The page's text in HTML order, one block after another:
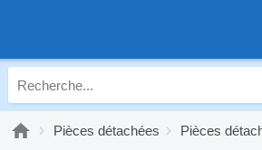
Pièces détachées Pièces